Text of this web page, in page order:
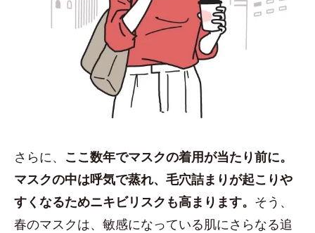
さらに、 ここ数年でマスクの着用が当たり前に。
マスクの中は呼気で蒸れ、毛穴詰まりが起こりや
すくなるためニキビリスクも高まります。 そう、
春のマスクは、敏感になっている肌にさらなる追